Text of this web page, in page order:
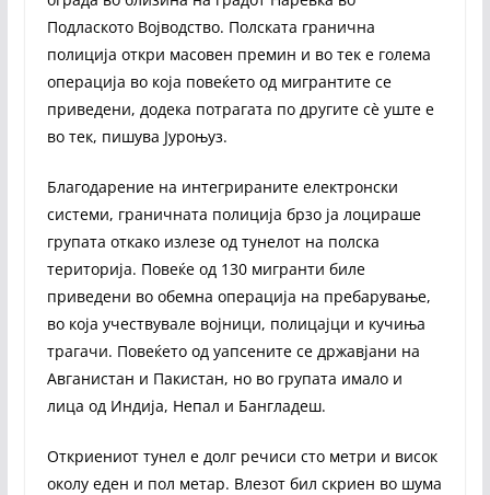
Подлаското Војводство. Полската гранична
полиција откри масовен премин и во тек е голема
операција во која повеќето од мигрантите се
приведени, додека потрагата по другите сè уште е
во тек, пишува Јуроњуз.
Благодарение на интегрираните електронски
системи, граничната полиција брзо ја лоцираше
групата откако излезе од тунелот на полска
територија. Повеќе од 130 мигранти биле
приведени во обемна операција на пребарување,
во која учествувале војници, полицајци и кучиња
трагачи. Повеќето од уапсените се државјани на
Авганистан и Пакистан, но во групата имало и
лица од Индија, Непал и Бангладеш.
Откриениот тунел е долг речиси сто метри и висок
околу еден и пол метар. Влезот бил скриен во шума